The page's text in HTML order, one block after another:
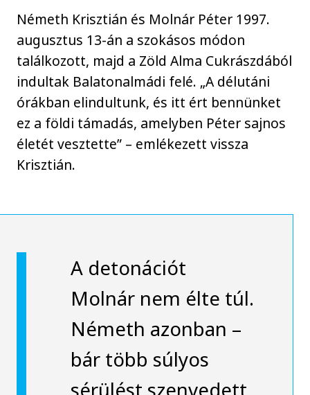
Németh Krisztián és Molnár Péter 1997.
augusztus 13-án a szokásos módon
találkozott, majd a Zöld Alma Cukrászdából
indultak Balatonalmádi felé. „A délutáni
órákban elindultunk, és itt ért bennünket
ez a földi támadás, amelyben Péter sajnos
életét vesztette” – emlékezett vissza
Krisztián.
A detonációt
Molnár nem élte túl.
Németh azonban –
bár több súlyos